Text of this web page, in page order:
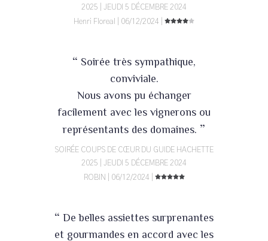
2025 | JEUDI 5 DÉCEMBRE 2024
Henri Floreal | 06/12/2024 |
“ Soirée très sympathique,
conviviale.
Nous avons pu échanger
facilement avec les vignerons ou
représentants des domaines. ”
SOIRÉE COUPS DE CŒUR DU GUIDE HACHETTE
2025 | JEUDI 5 DÉCEMBRE 2024
ROBIN | 06/12/2024 |
“ De belles assiettes surprenantes
et gourmandes en accord avec les